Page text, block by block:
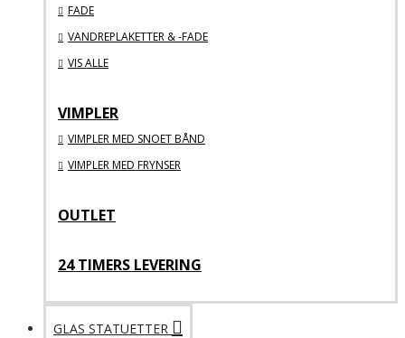
FADE
VANDREPLAKETTER & -FADE
VIS ALLE
VIMPLER
VIMPLER MED SNOET BÅND
VIMPLER MED FRYNSER
OUTLET
24 TIMERS LEVERING
GLAS STATUETTER